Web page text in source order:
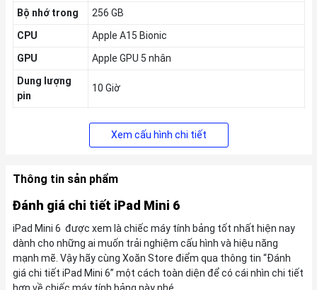
Bộ nhớ trong
256 GB
CPU
Apple A15 Bionic
GPU
Apple GPU 5 nhân
Dung lượng
pin
10 Giờ
09/2021
Xem cấu hình chi tiết
Thông tin sản phẩm
Đánh giá chi tiết iPad Mini 6
iPad Mini 6 được xem là chiếc máy tính bảng tốt nhất hiện nay
dành cho những ai muốn trải nghiệm cấu hình và hiệu năng
mạnh mẽ. Vậy hãy cùng Xoăn Store điểm qua thông tin “Đánh
giá chi tiết iPad Mini 6” một cách toàn diện để có cái nhìn chi tiết